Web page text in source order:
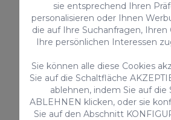
Kochfeld
Smart TV
Parken - garage
Rauchen ist verboten
Alarmanlage
Küchenutensilien zur
Hoch Geschwindigkeits
Eisen / Bügelbrett
sie entsprechend Ihren
personalisieren oder Ihnen
die auf Ihre Suchanfragen, Ihren
Ihre persönlichen Interessen
Sie können alle diese Cookies
Sie auf die Schaltfläche
ablehnen, indem Sie auf die
ABLEHNEN klicken, oder sie
Sie auf den Abschnitt